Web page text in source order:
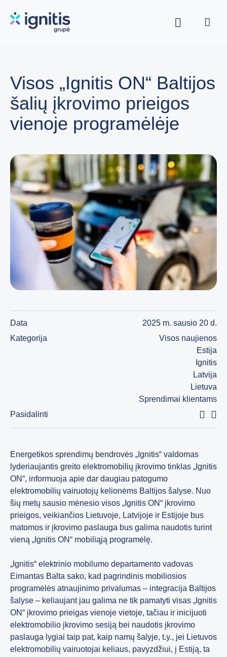
Visos „Ignitis ON“ Baltijos
šalių įkrovimo prieigos
vienoje programėlėje
Data
2025 m. sausio 20 d.
Kategorija
Visos naujienos
Estija
Ignitis
Latvija
Lietuva
Sprendimai klientams
Pasidalinti
Energetikos sprendimų bendrovės „Ignitis“ valdomas
lyderiaujantis greito elektromobilių įkrovimo tinklas „Ignitis
ON“, informuoja apie dar daugiau patogumo
elektromobilių vairuotojų kelionėms Baltijos šalyse. Nuo
šių metų sausio mėnesio visos „Ignitis ON“ įkrovimo
prieigos, veikiančios Lietuvoje, Latvijoje ir Estijoje bus
matomos ir įkrovimo paslauga bus galima naudotis turint
vieną „Ignitis ON“ mobiliąją programėlę.
„Ignitis“ elektrinio mobilumo departamento vadovas
Eimantas Balta sako, kad pagrindinis mobiliosios
programėlės atnaujinimo privalumas – integracija Baltijos
šalyse – keliaujant jau galima ne tik pamatyti visas „Ignitis
ON“ įkrovimo prieigas vienoje vietoje, tačiau ir inicijuoti
elektromobilio įkrovimo sesiją bei naudotis įkrovimo
paslauga lygiai taip pat, kaip namų šalyje, t.y., jei Lietuvos
elektromobilių vairuotojai keliaus, pavyzdžiui, į Estiją, ta